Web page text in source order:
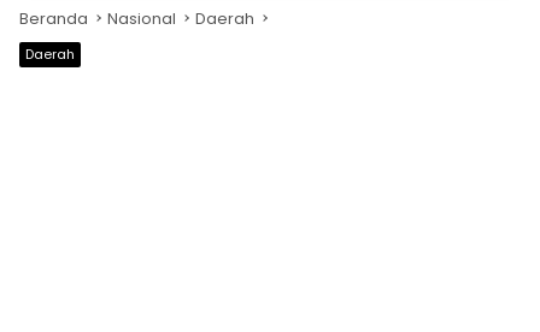
Beranda Nasional Daerah
Daerah